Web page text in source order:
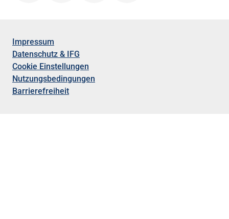
Impressum
Datenschutz & IFG
Cookie Einstellungen
Nutzungsbedingungen
Barrierefreiheit